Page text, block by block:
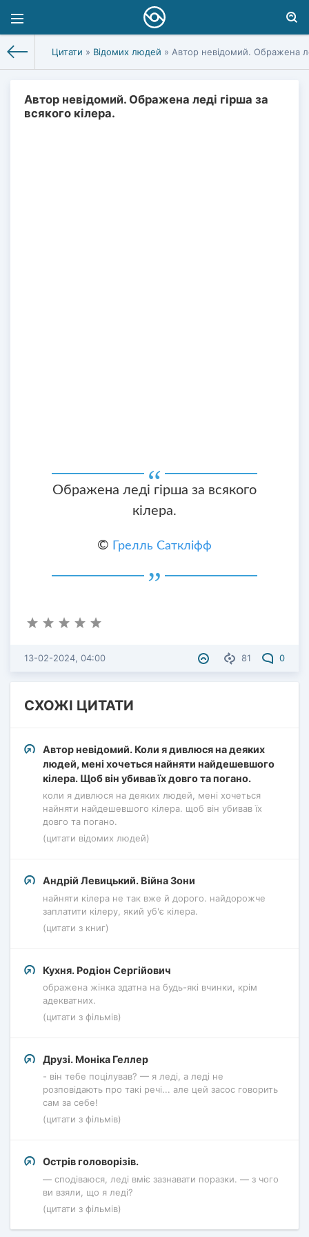
Цитати » Відомих людей » Автор невідомий. Ображена
Автор невідомий. Ображена леді гірша за
всякого кілера.
Ображена леді гірша за всякого
кілера.
© Грелль Саткліфф
81 0
13-02-2024, 04:00
СХОЖІ ЦИТАТИ
Автор невідомий. Коли я дивлюся на деяких
людей, мені хочеться найняти найдешевшого
кілера. Щоб він убивав їх довго та погано.
коли я дивлюся на деяких людей, мені хочеться
найняти найдешевшого кілера. щоб він убивав їх
довго та погано.
(цитати відомих людей)
Андрій Левицький. Війна Зони
найняти кілера не так вже й дорого. найдорожче
заплатити кілеру, який уб'є кілера.
(цитати з книг)
Кухня. Родіон Сергійович
ображена жінка здатна на будь-які вчинки, крім
адекватних.
(цитати з фільмів)
Друзі. Моніка Геллер
- він тебе поцілував? — я леді, а леді не
розповідають про такі речі... але цей засос говорить
сам за себе!
(цитати з фільмів)
Острів головорізів.
— сподіваюся, леді вміє зазнавати поразки. — з чого
ви взяли, що я леді?
(цитати з фільмів)